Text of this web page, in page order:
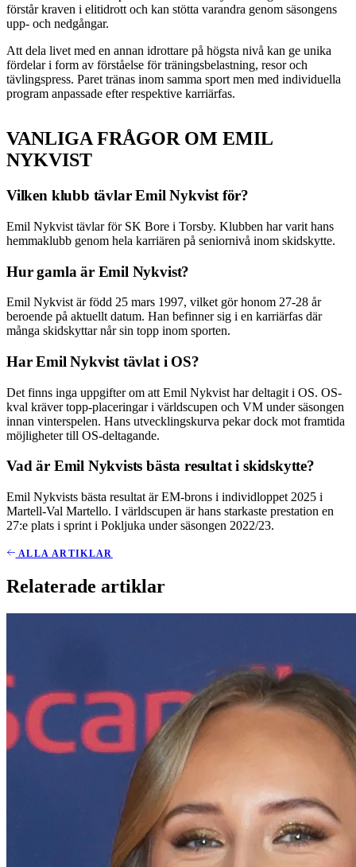
förstår kraven i elitidrott och kan stötta varandra genom säsongens
upp- och nedgångar.
Att dela livet med en annan idrottare på högsta nivå kan ge unika
fördelar i form av förståelse för träningsbelastning, resor och
tävlingspress. Paret tränas inom samma sport men med individuella
program anpassade efter respektive karriärfas.
VANLIGA FRÅGOR OM EMIL
NYKVIST
Vilken klubb tävlar Emil Nykvist för?
Emil Nykvist tävlar för SK Bore i Torsby. Klubben har varit hans
hemmaklubb genom hela karriären på seniornivå inom skidskytte.
Hur gamla är Emil Nykvist?
Emil Nykvist är född 25 mars 1997, vilket gör honom 27-28 år
beroende på aktuellt datum. Han befinner sig i en karriärfas där
många skidskyttar når sin topp inom sporten.
Har Emil Nykvist tävlat i OS?
Det finns inga uppgifter om att Emil Nykvist har deltagit i OS. OS-
kval kräver topp-placeringar i världscupen och VM under säsongen
innan vinterspelen. Hans utvecklingskurva pekar dock mot framtida
möjligheter till OS-deltagande.
Vad är Emil Nykvists bästa resultat i skidskytte?
Emil Nykvists bästa resultat är EM-brons i individloppet 2025 i
Martell-Val Martello. I världscupen är hans starkaste prestation en
27:e plats i sprint i Pokljuka under säsongen 2022/23.
ALLA ARTIKLAR
Relaterade artiklar